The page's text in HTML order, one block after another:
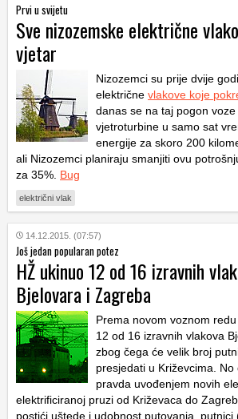
Prvi u svijetu
Sve nizozemske električne
vjetar
Nizozemci su prije dvije
električne vlakove koje
danas se na taj pogon
vjetroturbine u samo sat
energije za skoro 200
ali Nizozemci planiraju smanjiti ovu
za 35%. Bug
električni vlak
14.12.2015. (07:57)
Još jedan popularan potez
HŽ ukinuo 12 od 16 izravnih
Bjelovara i Zagreba
Prema novom voznom
12 od 16 izravnih vlakova
zbog čega će velik broj
presjedati u Križevcima.
pravda uvođenjem novih
elektrificiranoj pruzi od Križevaca do
postići uštede i udobnost putovanja, putnici